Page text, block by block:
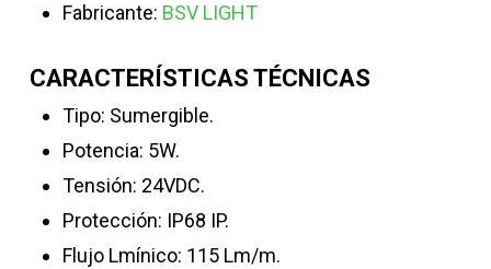
Fabricante: BSV LIGHT
CARACTERÍSTICAS TÉCNICAS
Tipo: Sumergible.
Potencia: 5W.
Tensión: 24VDC.
Protección: IP68 IP.
Flujo Lmínico: 115 Lm/m.